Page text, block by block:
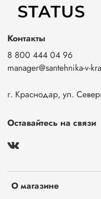
О магазине
Контакты
8 800 444 04 96
manager@santehnika-v-
г. Краснодар, ул.
Оставайтесь на связи